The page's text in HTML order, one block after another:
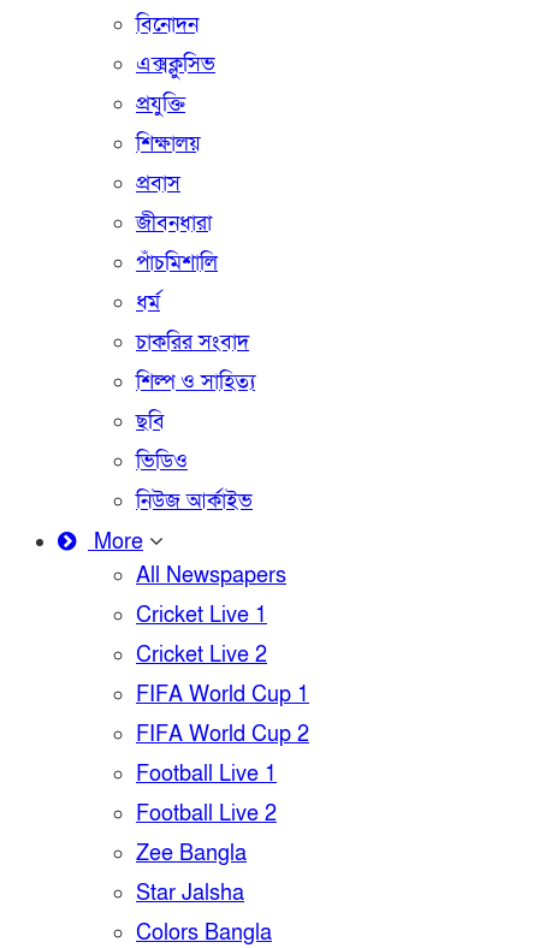
বিনোদন
এক্সক্লুসিভ
প্রযুক্তি
শিক্ষালয়
প্রবাস
জীবনধারা
পাঁচমিশালি
ধর্ম
চাকরির সংবাদ
শিল্প ও সাহিত্য
ছবি
ভিডিও
নিউজ আর্কাইভ
More
All Newspapers
Cricket Live 1
Cricket Live 2
FIFA World Cup 1
FIFA World Cup 2
Football Live 1
Football Live 2
Zee Bangla
Star Jalsha
Colors Bangla